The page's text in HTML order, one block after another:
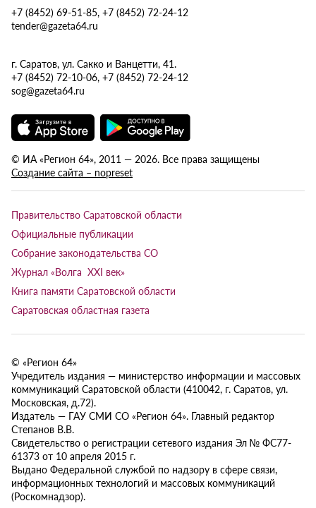
+7 (8452) 69-51-85, +7 (8452) 72-24-12
tender@gazeta64.ru
г. Саратов, ул. Сакко и Ванцетти, 41.
+7 (8452) 72-10-06, +7 (8452) 72-24-12
sog@gazeta64.ru
© ИА «Регион 64», 2011 — 2026. Все права защищены
Создание сайта – nopreset
Правительство Саратовской области
Официальные публикации
Собрание законодательства СО
Журнал «Волга XXI век»
Книга памяти Саратовской области
Саратовская областная газета
© «Регион 64»
Учредитель издания — министерство информации и массовых
коммуникаций Саратовской области (410042, г. Саратов, ул.
Московская, д.72).
Издатель — ГАУ СМИ СО «Регион 64». Главный редактор
Степанов В.В.
Свидетельство о регистрации сетевого издания Эл № ФС77-
61373 от 10 апреля 2015 г.
Выдано Федеральной службой по надзору в сфере связи,
информационных технологий и массовых коммуникаций
(Роскомнадзор).